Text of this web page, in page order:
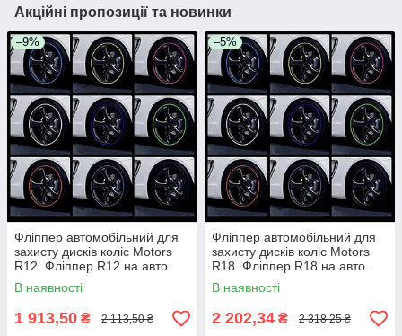
Акційні пропозиції та новинки
–9%
Фліппер автомобільний для
захисту дисків коліс Motors
R12. Фліппер R12 на авто.
Фліппер на диск. Фліппер
диск
В наявності
1 913,50 ₴ 2 113,50 ₴
–5%
Фліппер автомобільний для
захисту дисків коліс Motors
R18. Фліппер R18 на авто.
Фліппер на диск. Фліппер
диск
В наявності
2 202,34 ₴ 2 318,25 ₴